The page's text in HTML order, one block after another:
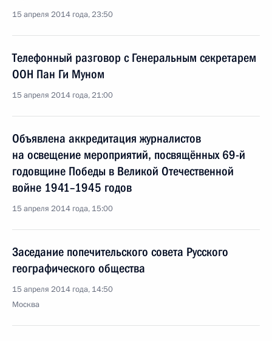
15 апреля 2014 года, 23:50
Телефонный разговор с Генеральным секретарем
ООН Пан Ги Муном
15 апреля 2014 года, 21:00
Объявлена аккредитация журналистов
на освещение мероприятий, посвящённых 69-й
годовщине Победы в Великой Отечественной
войне 1941–1945 годов
15 апреля 2014 года, 15:00
Заседание попечительского совета Русского
географического общества
15 апреля 2014 года, 14:50
Москва